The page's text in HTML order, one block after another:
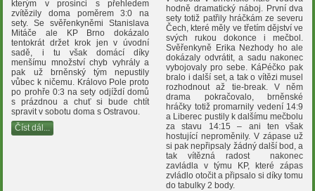
kterým v prosinci s přehledem
zvítězily doma poměrem 3:0 na
sety. Se svěřenkyněmi Stanislava
Mitáče ale KP Brno dokázalo
tentokrát držet krok jen v úvodní
sadě, i tu však domácí díky
menšímu množství chyb vyhrály a
pak už brněnský tým nepustily
vůbec k ničemu. Královo Pole proto
po prohře 0:3 na sety odjíždí domů
s prázdnou a chuť si bude chtít
spravit v sobotu doma s Ostravou.
Číst dál...
hodně dramatický náboj. První dva
sety totiž patřily hráčkám ze severu
Čech, které měly ve třetím dějství ve
svých rukou dokonce i mečbol.
Svěřenkyně Erika Nezhody ho ale
dokázaly odvrátit, a sadu nakonec
vybojovaly pro sebe. KáPéčko pak
bralo i další set, a tak o vítězi musel
rozhodnout až tie-break. V něm
drama pokračovalo, brněnské
hráčky totiž promarnily vedení 14:9
a Liberec pustily k dalšímu mečbolu
za stavu 14:15 – ani ten však
hostující neproměnily. V zápase už
si pak nepřipsaly žádný další bod, a
tak vítězná radost nakonec
zavládla v týmu KP, které zápas
zvládlo otočit a připsalo si díky tomu
do tabulky 2 body.